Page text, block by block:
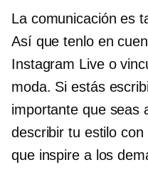
La comunicación es
Así que tenlo en
Instagram Live o
moda. Si estás
importante que seas
describir tu estilo
que inspire a los